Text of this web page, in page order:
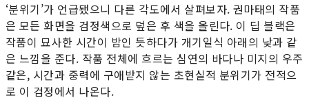
‘분위기’가 언급됐으니 다른 각도에서 살펴보자. 권마태의 작품
은 모든 화면을 검정색으로 덮은 후 색을 올린다. 이 딥 블랙은
작품이 묘사한 시간이 밤인 듯하다가 개기일식 아래의 낮과 같
은 느낌을 준다. 작품 전체에 흐르는 심연의 바다나 미지의 우주
같은, 시간과 중력에 구애받지 않는 초현실적 분위기가 전적으
로 이 검정에서 나온다.